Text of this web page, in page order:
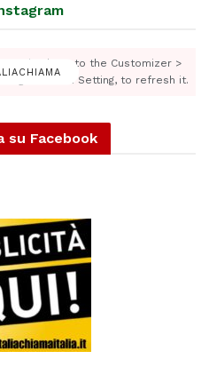
expired, Go to the Customizer >
Feed Setting, to refresh it.
su Facebook